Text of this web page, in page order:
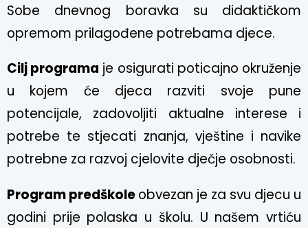
Sobe dnevnog boravka su didaktičkom
opremom prilagođene potrebama djece.
Cilj programa je osigurati poticajno okruženje
u kojem će djeca razviti svoje pune
potencijale, zadovoljiti aktualne interese i
potrebe te stjecati znanja, vještine i navike
potrebne za razvoj cjelovite dječje osobnosti.
Program predškoleobvezan je za svu djecu u
godini prije polaska u školu. U našem vrtiću